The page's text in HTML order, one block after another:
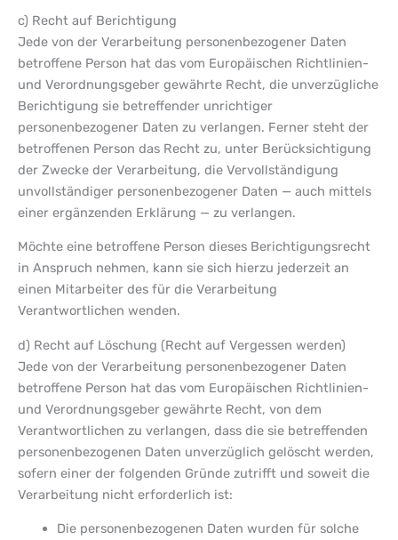
c) Recht auf Berichtigung
Jede von der Verarbeitung personenbezogener Daten
betroffene Person hat das vom Europäischen Richtlinien-
und Verordnungsgeber gewährte Recht, die unverzügliche
Berichtigung sie betreffender unrichtiger
personenbezogener Daten zu verlangen. Ferner steht der
betroffenen Person das Recht zu, unter Berücksichtigung
der Zwecke der Verarbeitung, die Vervollständigung
unvollständiger personenbezogener Daten — auch mittels
einer ergänzenden Erklärung — zu verlangen.
Möchte eine betroffene Person dieses Berichtigungsrecht
in Anspruch nehmen, kann sie sich hierzu jederzeit an
einen Mitarbeiter des für die Verarbeitung
Verantwortlichen wenden.
d) Recht auf Löschung (Recht auf Vergessen werden)
Jede von der Verarbeitung personenbezogener Daten
betroffene Person hat das vom Europäischen Richtlinien-
und Verordnungsgeber gewährte Recht, von dem
Verantwortlichen zu verlangen, dass die sie betreffenden
personenbezogenen Daten unverzüglich gelöscht werden,
sofern einer der folgenden Gründe zutrifft und soweit die
Verarbeitung nicht erforderlich ist:
Die personenbezogenen Daten wurden für solche